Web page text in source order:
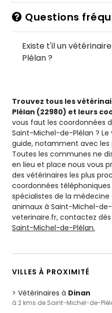
Questions
Existe t'il un
Plélan ?
Trouvez tous les
Plélan (22980) et leurs
vous faut les coordonnées
Saint-Michel-de-Plélan ?
guide, notamment avec les
Toutes les communes ne
en lieu et place nous vous
des vétérinaires les plus
coordonnées
spécialistes de la
animaux à Saint-Michel-
veterinaire.fr, contactez
Saint-Michel-de-Plélan.
VILLES À PROXIMITÉ
Vétérinaires à Dinan
à 2 kms de Saint-Michel-de-